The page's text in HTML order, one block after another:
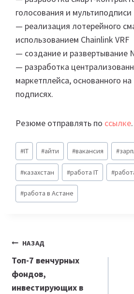
голосования и мультиподписи
— реализация лотерейного
использованием Chainlink VRF
— создание и развертывание
— разработка
маркетплейса, основанного на
подписях.
Резюме отправлять по ссылке.
Метки
записи:
#IT #айти #вакансия #
#казахстан #работа IT #
#работа в Астане
Навигация
по
записям
НАЗАД
Топ-7 венчурных
фондов,
инвестирующих в